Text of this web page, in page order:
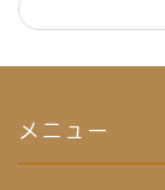
メニュー